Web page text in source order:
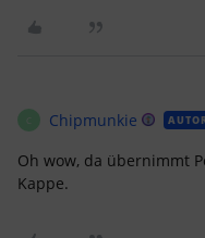
Chipmunkie
Oh wow, da übernimmt
Kappe.